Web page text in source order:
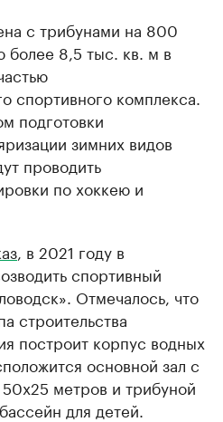
с трибунами на 800
8,5 тыс. кв. м в
спортивного комплекса.
подготовки
зимних видов
проводить
по хоккею и
, в 2021 году в
спортивный
Отмечалось, что
строительства
построит корпус водных
основной зал с
метров и трибуной
для детей.